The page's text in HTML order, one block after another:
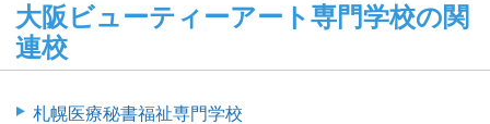
大阪ビューティーアート専門学校の関
連校
札幌医療秘書福祉専門学校